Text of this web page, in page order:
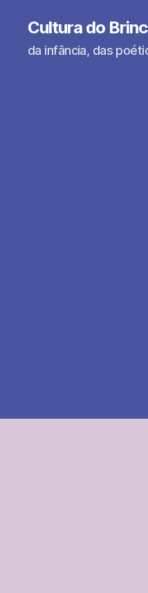
Cultura do
da infância, das